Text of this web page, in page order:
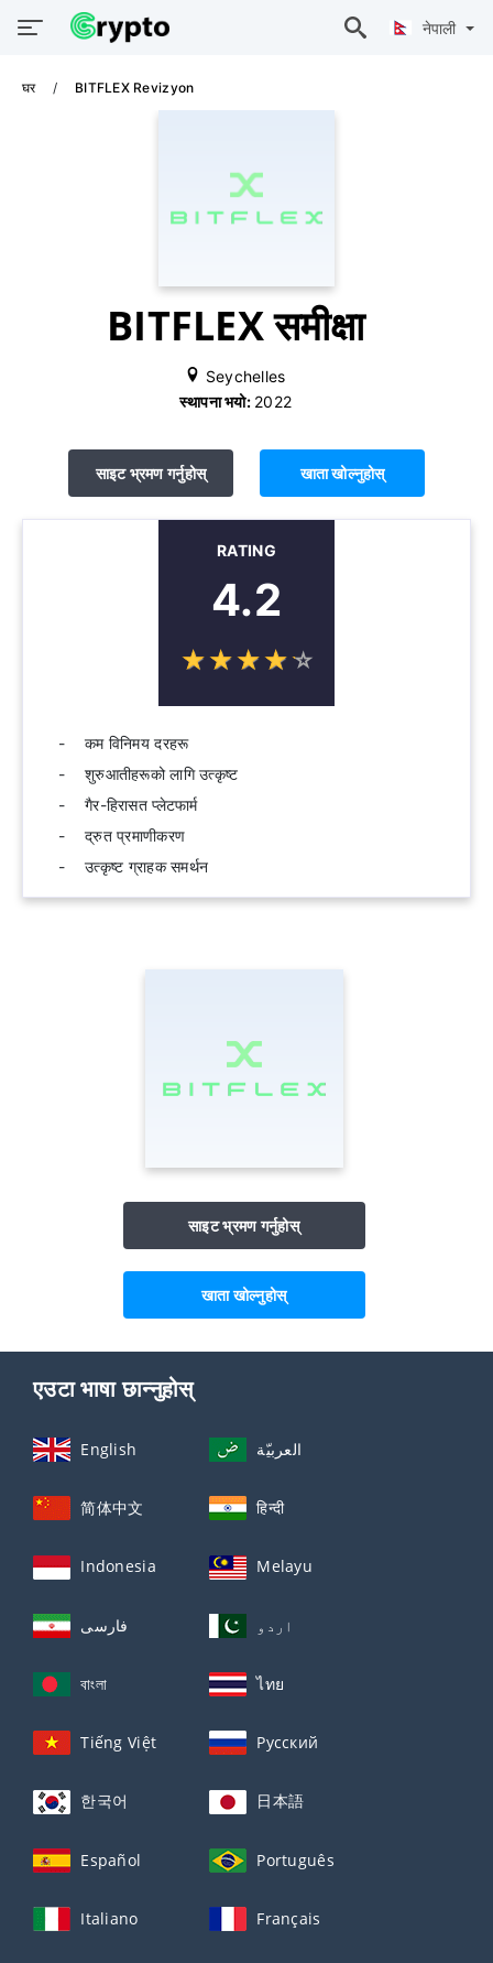
नेपाली
घर BITFLEX Revizyon
BITFLEX समीक्षा
Seychelles
स्थापना भयो: 2022
साइट भ्रमण गर्नुहोस् खाता खोल्नुहोस्
RATING
4.2
☆☆☆☆☆
★★★★★
कम विनिमय दरहरू
शुरुआतीहरूको लागि उत्कृष्ट
गैर-हिरासत प्लेटफार्म
द्रुत प्रमाणीकरण
उत्कृष्ट ग्राहक समर्थन
साइट भ्रमण गर्नुहोस्
खाता खोल्नुहोस्
एउटा भाषा छान्नुहोस्
English العربيّة
简体中文 हिन्दी
Indonesia Melayu
فارسی اردو
বাংলা ไทย
Tiếng Việt Русский
한국어 日本語
Español Português
Italiano Français